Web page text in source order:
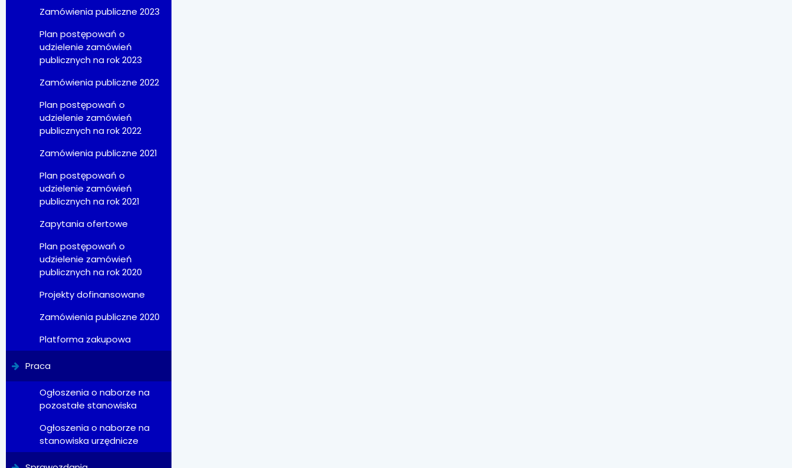
Zamówienia publiczne 2023
Plan postępowań o
udzielenie zamówień
publicznych na rok 2023
Zamówienia publiczne 2022
Plan postępowań o
udzielenie zamówień
publicznych na rok 2022
Zamówienia publiczne 2021
Plan postępowań o
udzielenie zamówień
publicznych na rok 2021
Zapytania ofertowe
Plan postępowań o
udzielenie zamówień
publicznych na rok 2020
Projekty dofinansowane
Zamówienia publiczne 2020
Platforma zakupowa
Praca
Ogłoszenia o naborze na
pozostałe stanowiska
Ogłoszenia o naborze na
stanowiska urzędnicze